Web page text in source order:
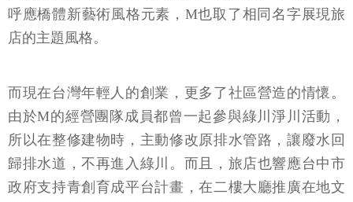
呼應橋體新藝術風格元素，M也取了相同名字展現旅
店的主題風格。
而現在台灣年輕人的創業，更多了社區營造的情懷。
由於M的經營團隊成員都曾一起參與綠川淨川活動，
所以在整修建物時，主動修改原排水管路，讓廢水回
歸排水道，不再進入綠川。而且，旅店也響應台中市
政府支持青創育成平台計畫，在二樓大廳推廣在地文